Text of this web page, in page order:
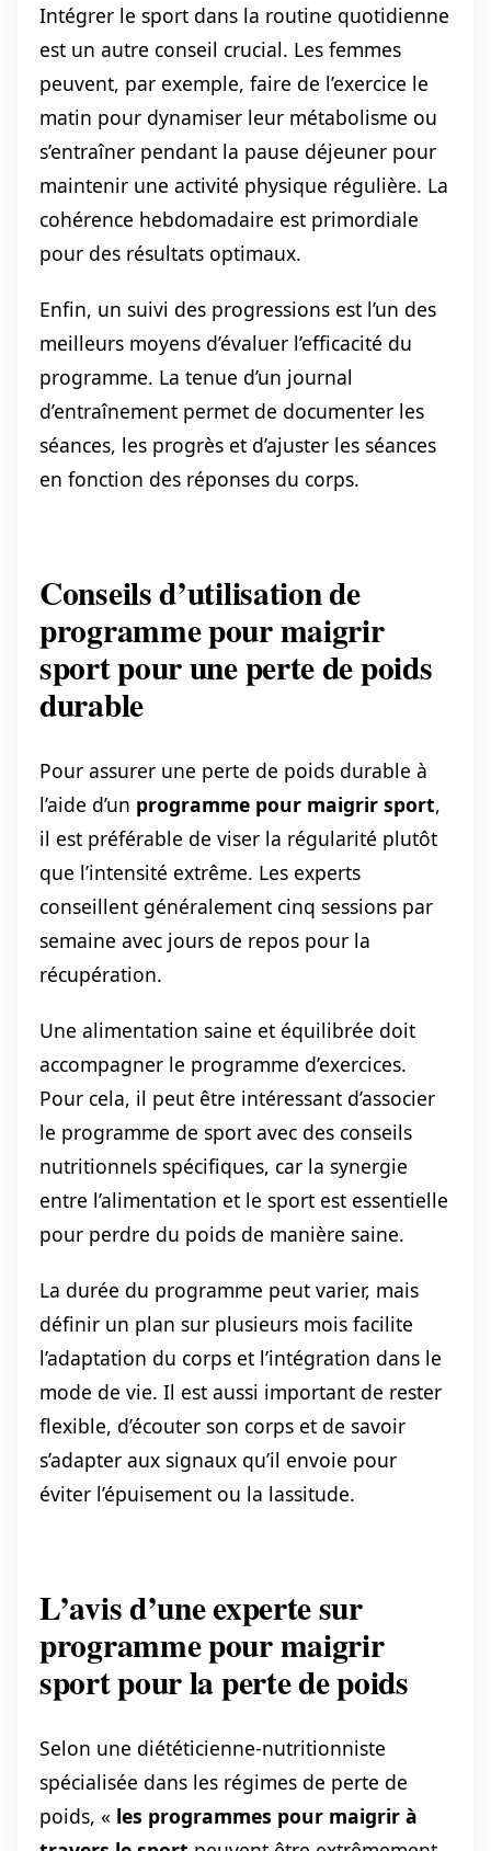
Intégrer le sport dans la routine quotidienne
est un autre conseil crucial. Les femmes
peuvent, par exemple, faire de l’exercice le
matin pour dynamiser leur métabolisme ou
s’entraîner pendant la pause déjeuner pour
maintenir une activité physique régulière. La
cohérence hebdomadaire est primordiale
pour des résultats optimaux.
Enfin, un suivi des progressions est l’un des
meilleurs moyens d’évaluer l’efficacité du
programme. La tenue d’un journal
d’entraînement permet de documenter les
séances, les progrès et d’ajuster les séances
en fonction des réponses du corps.
Conseils d’utilisation de
programme pour maigrir
sport pour une perte de poids
durable
Pour assurer une perte de poids durable à
l’aide d’un programme pour maigrir sport,
il est préférable de viser la régularité plutôt
que l’intensité extrême. Les experts
conseillent généralement cinq sessions par
semaine avec jours de repos pour la
récupération.
Une alimentation saine et équilibrée doit
accompagner le programme d’exercices.
Pour cela, il peut être intéressant d’associer
le programme de sport avec des conseils
nutritionnels spécifiques, car la synergie
entre l’alimentation et le sport est essentielle
pour perdre du poids de manière saine.
La durée du programme peut varier, mais
définir un plan sur plusieurs mois facilite
l’adaptation du corps et l’intégration dans le
mode de vie. Il est aussi important de rester
flexible, d’écouter son corps et de savoir
s’adapter aux signaux qu’il envoie pour
éviter l’épuisement ou la lassitude.
L’avis d’une experte sur
programme pour maigrir
sport pour la perte de poids
Selon une diététicienne-nutritionniste
spécialisée dans les régimes de perte de
poids, « les programmes pour maigrir à